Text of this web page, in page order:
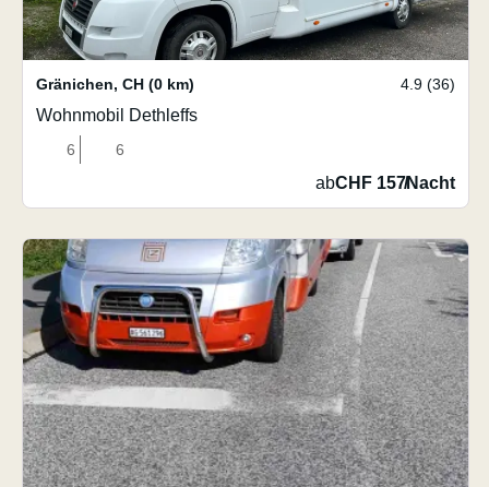
Gränichen, CH (0 km) 4.9 (36)
Wohnmobil Dethleffs
6 6
abCHF 157/Nacht